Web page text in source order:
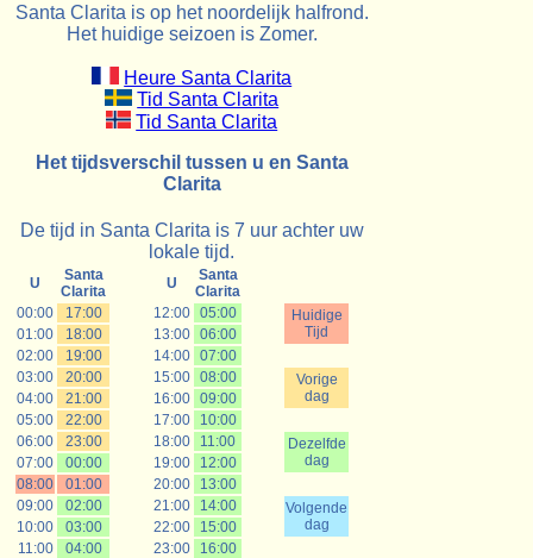
Santa Clarita is op het noordelijk halfrond.
Het huidige seizoen is Zomer.
Heure Santa Clarita
Tid Santa Clarita
Tid Santa Clarita
Het tijdsverschil tussen u en Santa
Clarita
De tijd in Santa Clarita is 7 uur achter uw
lokale tijd.
U
Santa
Clarita
U
Santa
Clarita
00:00
17:00 12:00 05:00
Huidige
Tijd
01:00 18:00 13:00 06:00
02:00
19:00 14:00 07:00
03:00
20:00 15:00 08:00
Vorige
dag
04:00 21:00 16:00 09:00
05:00
22:00 17:00
10:00
06:00
23:00 18:00 11:00
Dezelfde
dag
07:00 00:00 19:00
12:00
08:00
01:00 20:00
13:00
09:00
02:00 21:00 14:00
Volgende
dag
10:00 03:00 22:00
15:00
11:00
04:00 23:00 16:00